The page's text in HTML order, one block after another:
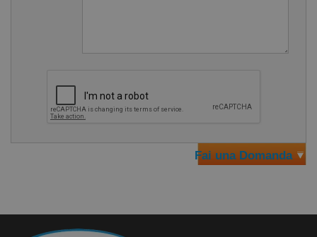
questo supporto per la partenza perché sua figlia era
un'agonista. Sapeva quanto fossero costosi i dispositivi sul
mercato e voleva trovare un sistema per rendere
accessibile a molti più nuotatori la partenza a dorso
Fai una Domanda